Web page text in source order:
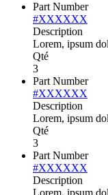
Part Number
#XXXXXX
Description
Lorem, ipsum
Qté
3
Part Number
#XXXXXX
Description
Lorem, ipsum
Qté
3
Part Number
#XXXXXX
Description